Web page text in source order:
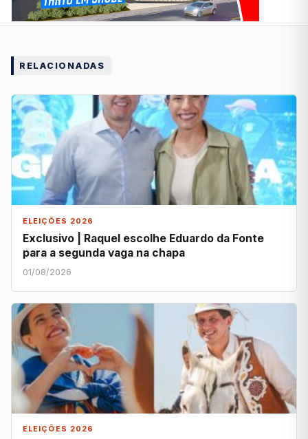
RELACIONADAS
ELEIÇÕES 2026
Exclusivo | Raquel escolhe Eduardo da Fonte
para a segunda vaga na chapa
01/08/2026
ELEIÇÕES 2026